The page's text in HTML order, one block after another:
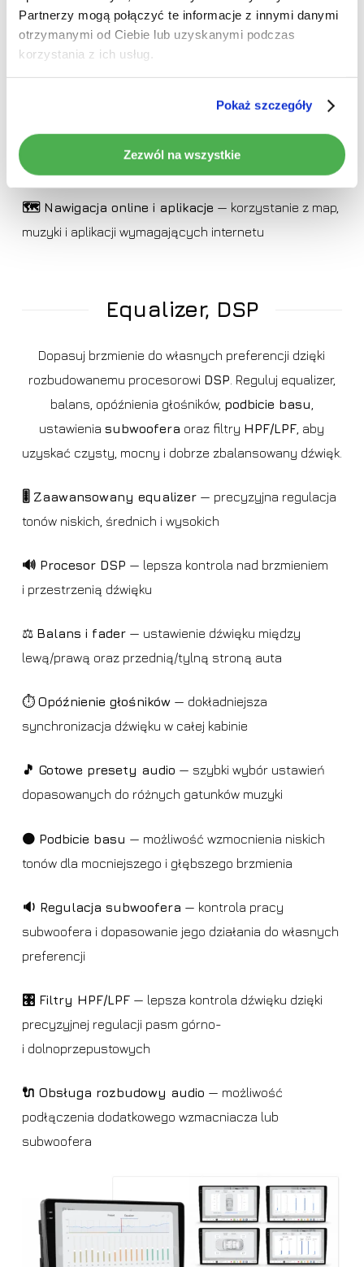
Partnerzy mogą połączyć te informacje z innymi danymi
otrzymanymi od Ciebie lub uzyskanymi podczas
korzystania z ich usług.
Pokaż szczegóły
Zezwól na wszystkie
📡 Obsługa hotspotu
— możliwość połączenia
— po włożeniu karty SIM radio
może udostępniać internet innym urządzeniom, np.
tabletowi
🗺️ Nawigacja online i aplikacje — korzystanie z map,
muzyki i aplikacji wymagających internetu
Equalizer, DSP
Dopasuj brzmienie do własnych preferencji dzięki
rozbudowanemu procesorowi DSP . Reguluj equalizer,
balans, opóźnienia głośników, podbicie basu
ustawieniasubwoofera oraz filtry HPF/LPF , aby
uzyskać czysty, mocny i dobrze zbalansowany dźwięk.
🎚️ Zaawansowany equalizer— precyzyjna regulacja
tonów niskich, średnich i wysokich
🔊 Procesor DSP — lepsza kontrola nad brzmieniem
i przestrzenią dźwięku
⚖️ Balans i fader— ustawienie dźwięku między
lewą/prawą oraz przednią/tylną stroną auta
⏱️ Opóźnienie głośników— dokładniejsza
synchronizacja dźwięku w całej kabinie
🎵 Gotowe presety audio — szybki wybór ustawień
dopasowanych do różnych gatunków muzyki
🟠 Podbicie basu — możliwość wzmocnienia niskich
tonów dla mocniejszego i głębszego brzmienia
🔉 Regulacja subwoofera — kontrola pracy
subwoofera i dopasowanie jego działania do własnych
preferencji
🎛️ Filtry HPF/LPF— lepsza kontrola dźwięku dzięki
precyzyjnej regulacji pasm górno-
i dolnoprzepustowych
🔌 Obsługa rozbudowy audio — możliwość
podłączenia dodatkowego wzmacniacza lub
subwoofera